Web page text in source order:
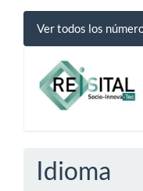
Ver todos los
Idioma